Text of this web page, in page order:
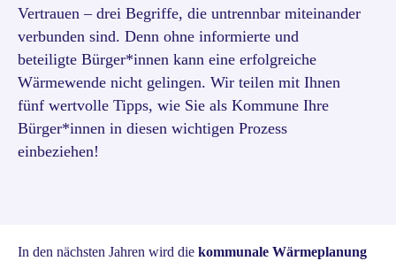
Vertrauen – drei Begriffe, die untrennbar miteinander
verbunden sind. Denn ohne informierte und
beteiligte Bürger*innen kann eine erfolgreiche
Wärmewende nicht gelingen. Wir teilen mit Ihnen
fünf wertvolle Tipps, wie Sie als Kommune Ihre
Bürger*innen in diesen wichtigen Prozess
einbeziehen!
In den nächsten Jahren wird die kommunale Wärmeplanung